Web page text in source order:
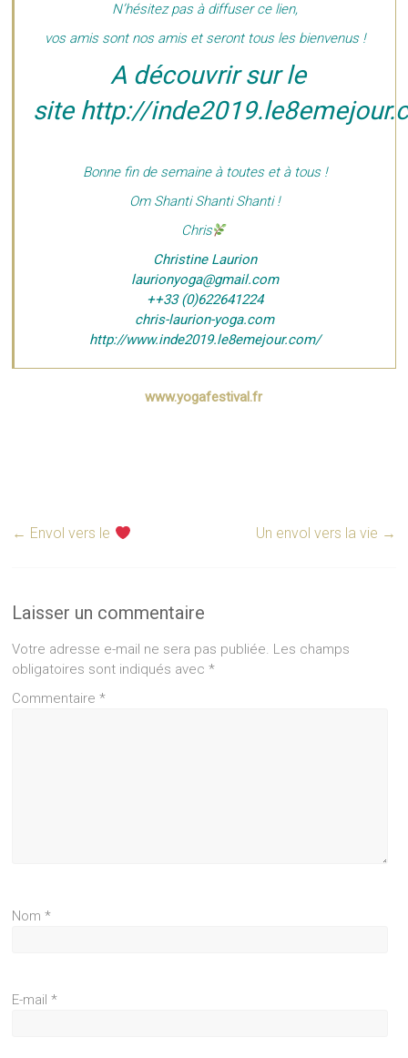
N’hésitez pas à diffuser ce lien,
vos amis sont nos amis et seront tous les bienvenus !
A découvrir sur le
site http://
Bonne fin de semaine à toutes et à tous !
Om Shanti Shanti Shanti !
Chris
Christine Laurion
laurionyoga@gmail.com
++33 (0)622641224
chris-laurion-yoga.com
http://www.inde2019.le8emejour.com/
www.yogafestival.fr
← Envol vers le Un envol vers la vie →
Laisser un commentaire
Votre adresse e-mail ne sera pas publiée. Les champs
obligatoires sont indiqués avec*
Commentaire*
Nom*
E-mail*